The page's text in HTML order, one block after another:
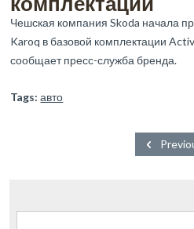
Чешская компания Skoda начала
Karoq в базовой комплектации
сообщает пресс-служба бренда.
Tags: авто
Найти: